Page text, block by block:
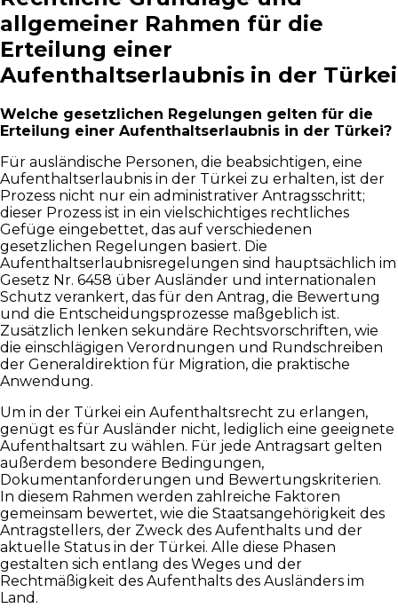
allgemeiner Rahmen für die
Erteilung einer
Aufenthaltserlaubnis in der Türkei
Welche gesetzlichen Regelungen gelten für die
Erteilung einer Aufenthaltserlaubnis in der Türkei?
Für ausländische Personen, die beabsichtigen, eine
Aufenthaltserlaubnis in der Türkei zu erhalten, ist der
Prozess nicht nur ein administrativer Antragsschritt;
dieser Prozess ist in ein vielschichtiges rechtliches
Gefüge eingebettet, das auf verschiedenen
gesetzlichen Regelungen basiert. Die
Aufenthaltserlaubnisregelungen sind hauptsächlich im
Gesetz Nr. 6458 über Ausländer und internationalen
Schutz verankert, das für den Antrag, die Bewertung
und die Entscheidungsprozesse maßgeblich ist.
Zusätzlich lenken sekundäre Rechtsvorschriften, wie
die einschlägigen Verordnungen und Rundschreiben
der Generaldirektion für Migration, die praktische
Anwendung.
Um in der Türkei ein Aufenthaltsrecht zu erlangen,
genügt es für Ausländer nicht, lediglich eine geeignete
Aufenthaltsart zu wählen. Für jede Antragsart gelten
außerdem besondere Bedingungen,
Dokumentanforderungen und Bewertungskriterien.
In diesem Rahmen werden zahlreiche Faktoren
gemeinsam bewertet, wie die Staatsangehörigkeit des
Antragstellers, der Zweck des Aufenthalts und der
aktuelle Status in der Türkei. Alle diese Phasen
gestalten sich entlang des Weges und der
Rechtmäßigkeit des Aufenthalts des Ausländers im
Land.